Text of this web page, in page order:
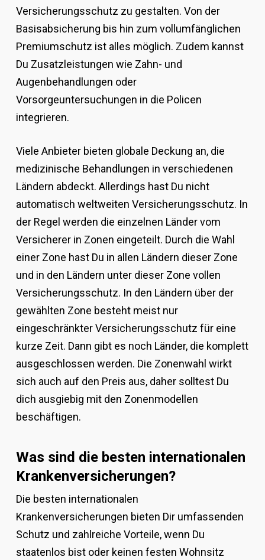
Versicherungsschutz zu gestalten. Von der
Basisabsicherung bis hin zum vollumfänglichen
Premiumschutz ist alles möglich. Zudem kannst
Du Zusatzleistungen wie Zahn- und
Augenbehandlungen oder
Vorsorgeuntersuchungen in die Policen
integrieren.
Viele Anbieter bieten globale Deckung an, die
medizinische Behandlungen in verschiedenen
Ländern abdeckt. Allerdings hast Du nicht
automatisch weltweiten Versicherungsschutz. In
der Regel werden die einzelnen Länder vom
Versicherer in Zonen eingeteilt. Durch die Wahl
einer Zone hast Du in allen Ländern dieser Zone
und in den Ländern unter dieser Zone vollen
Versicherungsschutz. In den Ländern über der
gewählten Zone besteht meist nur
eingeschränkter Versicherungsschutz für eine
kurze Zeit. Dann gibt es noch Länder, die komplett
ausgeschlossen werden. Die Zonenwahl wirkt
sich auch auf den Preis aus, daher solltest Du
dich ausgiebig mit den Zonenmodellen
beschäftigen.
Was sind die besten internationalen
Krankenversicherungen?
Die besten internationalen
Krankenversicherungen bieten Dir umfassenden
Schutz und zahlreiche Vorteile, wenn Du
staatenlos bist oder keinen festen Wohnsitz